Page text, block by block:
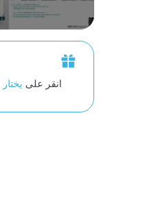
انقر على يختار